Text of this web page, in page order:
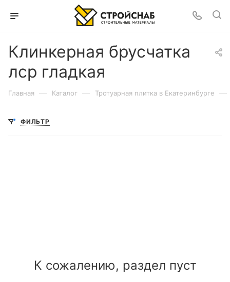
Клинкерная брусчатка
лср гладкая
Главная — Каталог — Тротуарная плитка в Екатеринбурге —
ФИЛЬТР
К сожалению, раздел пуст